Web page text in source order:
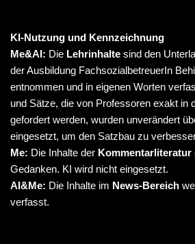
KI-Nutzung und Kennzeichnung
Me&AI: Die Lehrinhalte sind den
der Ausbildung FachsozialbetreuerIn
entnommen und in eigenen Worten
und Sätze, die von Professoren exakt in
gefordert werden, wurden unverändert
eingesetzt, um den Satzbau zu
Me: Die Inhalte der Kommentarliteratur
Gedanken. KI wird nicht eingesetzt.
AI&Me: Die Inhalte im News-Bereich
verfasst.